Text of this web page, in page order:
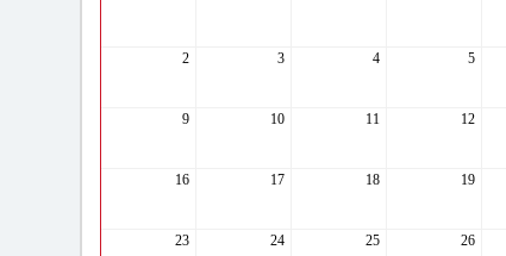
2 3 4 5
9 10 11 12
16 17 18 19
23 24 25 26